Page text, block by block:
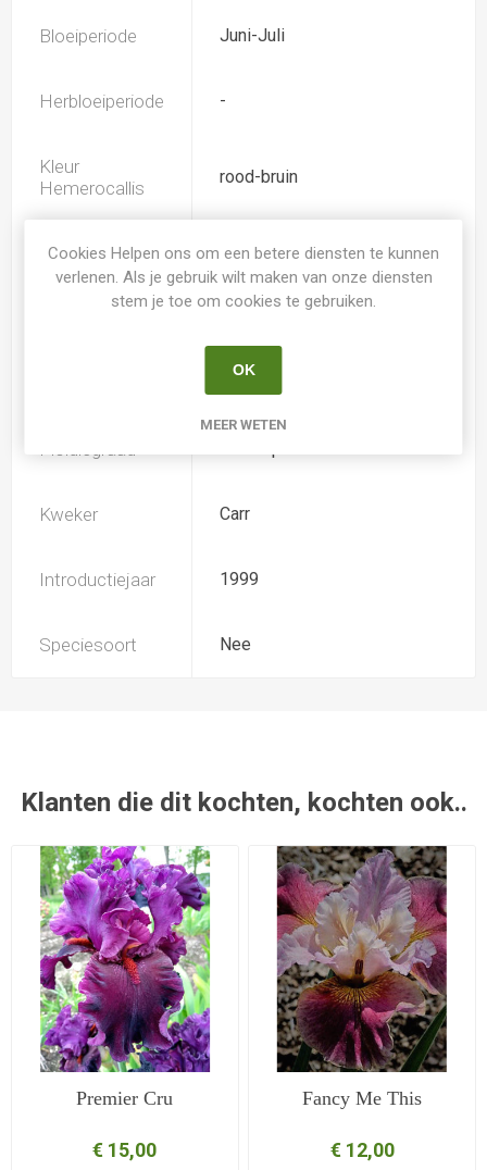
Bloeiperiode Juni-Juli
Herbloeiperiode -
Kleur
Hemerocallis
rood-bruin
Spider Nee
Ploïdiegraad
Kweker Carr
Introductiejaar 1999
Speciesoort Nee
Klanten die dit kochten, kochten ook..
Premier Cru
€ 15,00
Fancy Me This
€ 12,00
Cookies Helpen ons om een betere diensten te kunnen
verlenen. Als je gebruik wilt maken van onze diensten
stem je toe om cookies te gebruiken.
OK
MEER WETEN